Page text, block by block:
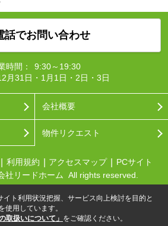
話でお問い合わせ
時間：
9:30～19:30
月31日・1月1日・2日・3日
会社概要
物件リクエスト
利用規約 アクセスマップ
PCサイト
社リードホーム All rights reserved.
ト利用状況把握、サービス向上検討を目的と
使用しています。
取扱いについて」 をご確認ください。